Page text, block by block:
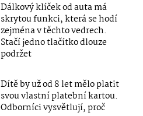
Dálkový klíček od auta má
skrytou funkci, která se hodí
zejména v těchto vedrech.
Stačí jedno tlačítko dlouze
podržet
Dítě by už od 8 let mělo platit
svou vlastní platební kartou.
Odborníci vysvětlují, proč